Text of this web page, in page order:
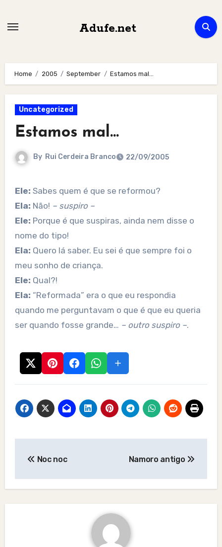
Adufe.net
Home 2005 September Estamos mal…
Uncategorized
Estamos mal…
By Rui Cerdeira Branco 22/09/2005
Ele: Sabes quem é que se reformou?
Ela: Não! – suspiro –
Ele: Porque é que suspiras, ainda nem disse o
nome do tipo!
Ela: Quero lá saber. Eu sei é que sempre foi o
meu sonho de criança.
Ele: Qual?!
Ela: “Reformada” era o que eu respondia
quando me perguntavam o que é que eu queria
ser quando fosse grande… – outro suspiro –.
Noc noc Namoro antigo